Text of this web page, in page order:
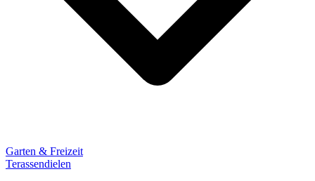
Garten & Freizeit
Terassendielen